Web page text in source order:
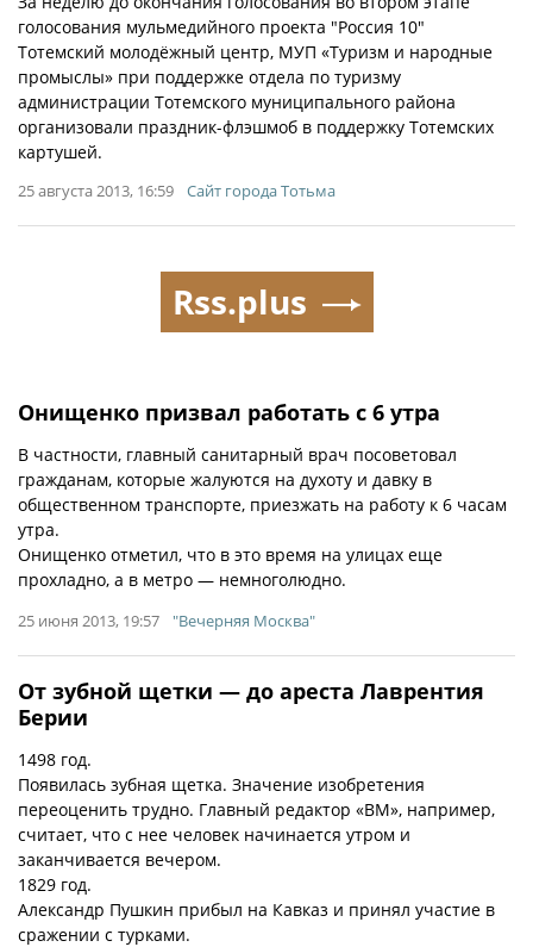
голосования мульмедийного проекта "Россия 10"
Тотемский молодёжный центр, МУП «Туризм и народные
промыслы» при поддержке отдела по туризму
администрации Тотемского муниципального района
организовали праздник-флэшмоб в поддержку Тотемских
картушей.
25 августа 2013, 16:59 Сайт города Тотьма
Онищенко призвал работать с 6 утра
В частности, главный санитарный врач посоветовал
гражданам, которые жалуются на духоту и давку в
общественном транспорте, приезжать на работу к 6 часам
утра.
Онищенко отметил, что в это время на улицах еще
прохладно, а в метро — немноголюдно.
25 июня 2013, 19:57 "Вечерняя Москва"
От зубной щетки — до ареста Лаврентия
Берии
1498 год.
Появилась зубная щетка. Значение изобретения
переоценить трудно. Главный редактор «ВМ», например,
считает, что с нее человек начинается утром и
заканчивается вечером.
1829 год.
Александр Пушкин прибыл на Кавказ и принял участие в
сражении с турками.
Rss.plus